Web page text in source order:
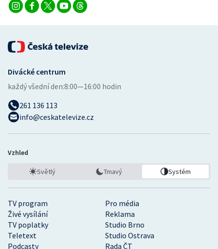
Vodní slalom
Ostatní
TV program
Pro média
Živé vysílání
Reklama
TV poplatky
Studio Brno
Teletext
Studio Ostrava
Podcasty
Rada ČT
Divácké centrum
každý všední den:8:00—16:00 hodin
261 136 113
info@ceskatelevize.cz
Vzhled
Světlý Tmavý Systém